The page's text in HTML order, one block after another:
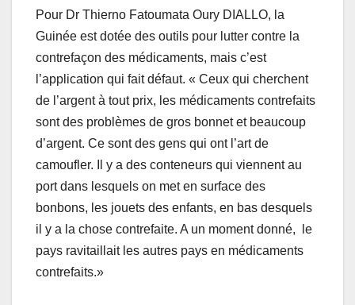
Pour Dr Thierno Fatoumata Oury DIALLO, la
Guinée est dotée des outils pour lutter contre la
contrefaçon des médicaments, mais c’est
l’application qui fait défaut. « Ceux qui cherchent
de l’argent à tout prix, les médicaments contrefaits
sont des problèmes de gros bonnet et beaucoup
d’argent. Ce sont des gens qui ont l’art de
camoufler. Il y a des conteneurs qui viennent au
port dans lesquels on met en surface des
bonbons, les jouets des enfants, en bas desquels
il y a la chose contrefaite. A un moment donné, le
pays ravitaillait les autres pays en médicaments
contrefaits.»